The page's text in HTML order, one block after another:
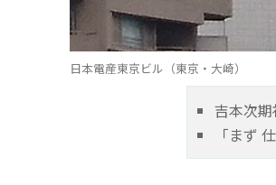
日本電産東京ビル（東京・大崎）
吉本次
「まず